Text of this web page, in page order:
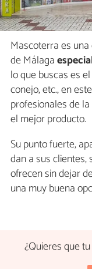
Mascoterra es
de Málaga
lo que buscas es
conejo, etc., en
profesionales de
el mejor producto.
Su punto fuerte,
dan a sus clientes,
ofrecen sin dejar
una muy buena
¿Quieres que